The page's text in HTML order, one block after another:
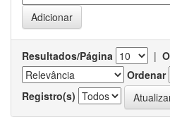
Resultados/Página |
Ordenar
Registro(s)